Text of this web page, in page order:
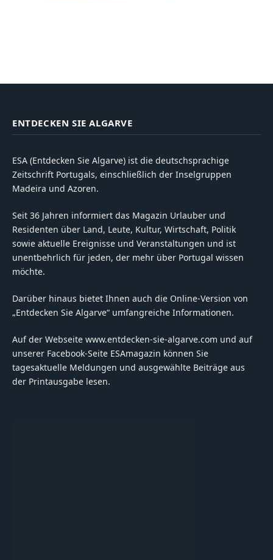
ENTDECKEN SIE ALGARVE
ESA (Entdecken Sie Algarve) ist die deutschsprachige
Zeitschrift Portugals, einschließlich der Inselgruppen
Madeira und Azoren.
Seit 36 Jahren informiert das Magazin Urlauber und
Residenten über Land, Leute, Kultur, Wirtschaft, Politik
sowie aktuelle Ereignisse und Veranstaltungen und ist
unentbehrlich für jeden, der mehr über Portugal wissen
möchte.
Darüber hinaus bietet Ihnen auch die Online-Version von
„Entdecken Sie Algarve“ umfangreiche Informationen.
Auf der Webseite www.entdecken-sie-algarve.com und auf
unserer Facebook-Seite ESAmagazin können Sie
tagesaktuelle Meldungen und ausgewählte Beiträge aus
der Printausgabe lesen.